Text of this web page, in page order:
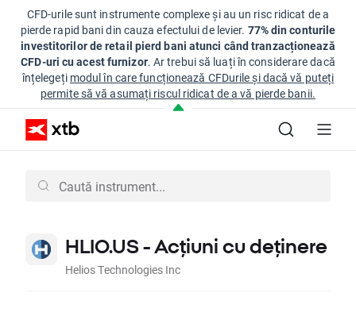
CFD-urile sunt instrumente complexe și au un risc ridicat de a
pierde rapid bani din cauza efectului de levier. 77% din conturile
investitorilor de retail pierd bani atunci când tranzacționează
CFD-uri cu acest furnizor. Ar trebui să luați în considerare dacă
înțelegeți modul în care funcționează CFDurile și dacă vă puteți
permite să vă asumați riscul ridicat de a vă pierde banii.
HLIO.US - Acțiuni cu deținere
Helios Technologies Inc